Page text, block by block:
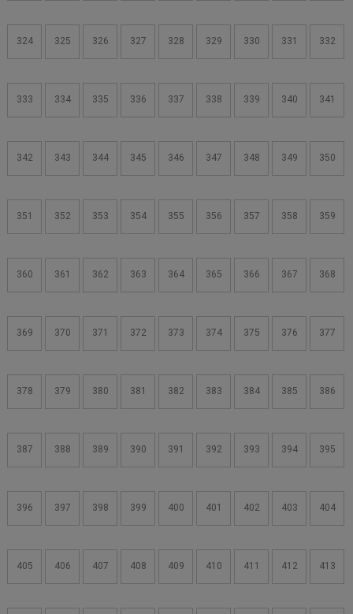
324 325 326 327 328 329 330 331 332
333 334 335 336 337 338 339 340 341
342 343 344 345 346 347 348 349 350
351 352 353 354 355 356 357 358 359
360 361 362 363 364 365 366 367 368
369 370 371 372 373 374 375 376 377
378 379 380 381 382 383 384 385 386
387 388 389 390 391 392 393 394 395
396 397 398 399 400 401 402 403 404
405 406 407 408 409 410 411 412 413